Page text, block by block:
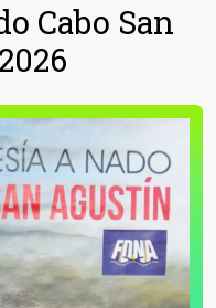
Cabo San